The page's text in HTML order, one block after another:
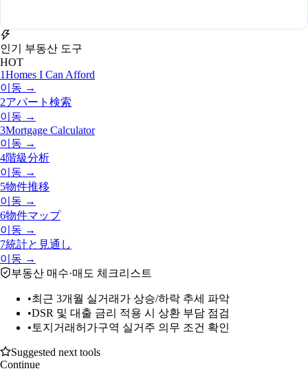
인기 부동산 도구
HOT
1Homes I Can Afford
이동 →
2アパート検索
이동 →
3Mortgage Calculator
이동 →
4階級分析
이동 →
5物件推移
이동 →
6物件マップ
이동 →
7統計と見通し
이동 →
부동산 매수·매도 체크리스트
•최근 3개월 실거래가 상승/하락 추세 파악
•DSR 및 대출 금리 적용 시 상환 부담 점검
• 토지거래허가구역 실거주 의무 조건 확인
Suggested next tools
Continue